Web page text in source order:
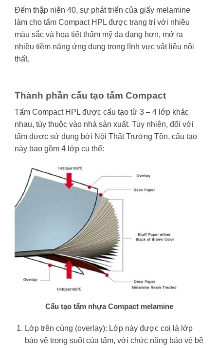
Đếm thập niên 40, sự phát triển của giấy melamine
làm cho tấm Compact HPL được trang trí với nhiều
màu sắc và họa tiết thẩm mỹ đa dạng hơn, mở ra
nhiều tiềm năng ứng dụng trong lĩnh vực vật liệu nội
thất.
Thành phần cấu tạo tấm Compact
Tấm Compact HPL được cấu tạo từ 3 – 4 lớp khác
nhau, tùy thuộc vào nhà sản xuất. Tuy nhiên, đối với
tấm được sử dụng bởi Nội Thất Trường Tồn, cấu tạo
này bao gồm 4 lớp cụ thể:
Cấu tạo tấm nhựa Compact melamine
Lớp trên cùng (overlay): Lớp này được coi là lớp
bảo vệ trong suốt của tấm, với chức năng bảo vệ bề